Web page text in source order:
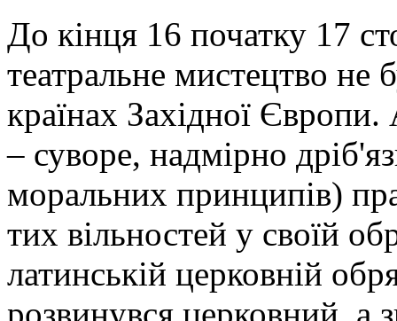
До кінця 16 початку 17
театральне мистецтво не
країнах Західної
– суворе, надмірно
моральних принципів)
тих вільностей у своїй
латинській церковній
розвинувся церковний, а